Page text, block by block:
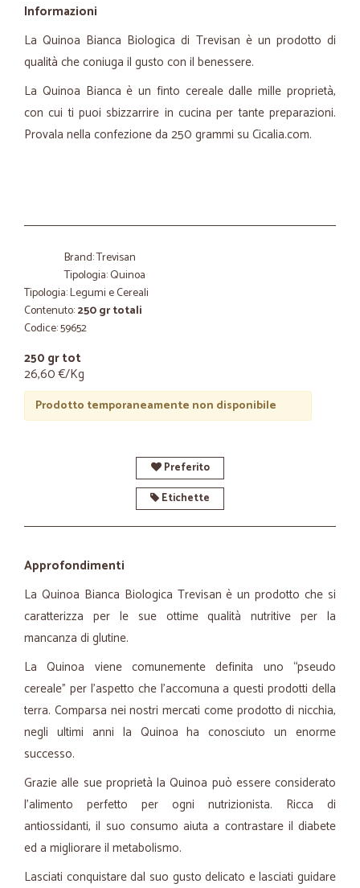
Informazioni
La Quinoa Bianca Biologica di Trevisan è un prodotto di
qualità che coniuga il gusto con il benessere.
La Quinoa Bianca è un finto cereale dalle mille proprietà,
con cui ti puoi sbizzarrire in cucina per tante preparazioni.
Provala nella confezione da 250 grammi su Cicalia.com.
Brand: Trevisan
Tipologia: Quinoa
Tipologia: Legumi e Cereali
Contenuto:250 gr totali
Codice: 59652
250 gr tot
26,60 €/Kg
Prodotto temporaneamente non disponibile
Preferito
Etichette
Approfondimenti
La Quinoa Bianca Biologica Trevisan è un prodotto che si
caratterizza per le sue ottime qualità nutritive per la
mancanza di glutine.
La Quinoa viene comunemente definita uno “pseudo
cereale” per l’aspetto che l’accomuna a questi prodotti della
terra. Comparsa nei nostri mercati come prodotto di nicchia,
negli ultimi anni la Quinoa ha conosciuto un enorme
successo.
Grazie alle sue proprietà la Quinoa può essere considerato
l’alimento perfetto per ogni nutrizionista. Ricca di
antiossidanti, il suo consumo aiuta a contrastare il diabete
ed a migliorare il metabolismo.
Lasciati conquistare dal suo gusto delicato e lasciati guidare